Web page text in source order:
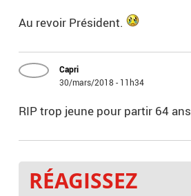
Au revoir Président.
Capri
30/mars/2018 - 11h34
RIP trop jeune pour partir 64 ans
RÉAGISSEZ